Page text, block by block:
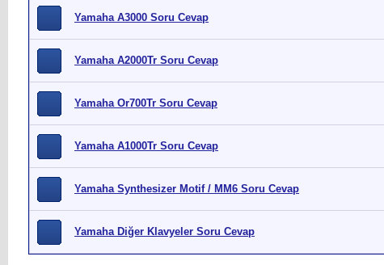
Yamaha A3000 Soru Cevap
Yamaha A2000Tr Soru Cevap
Yamaha Or700Tr Soru Cevap
Yamaha A1000Tr Soru Cevap
Yamaha Synthesizer Motif / MM6 Soru Cevap
Yamaha Diğer Klavyeler Soru Cevap